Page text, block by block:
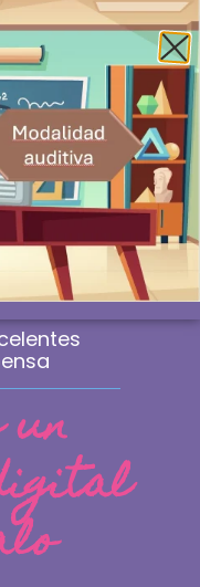
partir de 60€
WhatsApp
0